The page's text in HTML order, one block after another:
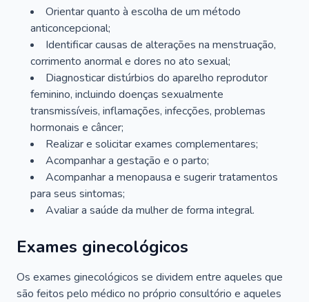
Orientar quanto à escolha de um método
anticoncepcional;
Identificar causas de alterações na menstruação,
corrimento anormal e dores no ato sexual;
Diagnosticar distúrbios do aparelho reprodutor
feminino, incluindo doenças sexualmente
transmissíveis, inflamações, infecções, problemas
hormonais e câncer;
Realizar e solicitar exames complementares;
Acompanhar a gestação e o parto;
Acompanhar a menopausa e sugerir tratamentos
para seus sintomas;
Avaliar a saúde da mulher de forma integral.
Exames ginecológicos
Os exames ginecológicos se dividem entre aqueles que
são feitos pelo médico no próprio consultório e aqueles